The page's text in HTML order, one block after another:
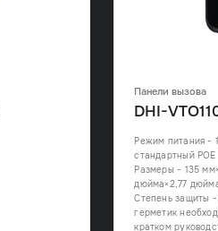
Панели вызова
DHI-
Режим питания -
стандартный POE
Размеры - 135
дюйма×2,77
Степень защиты
герметик
кратком